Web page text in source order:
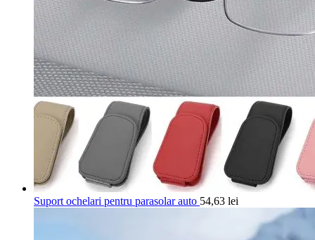
Suport ochelari pentru parasolar auto 54,63 lei